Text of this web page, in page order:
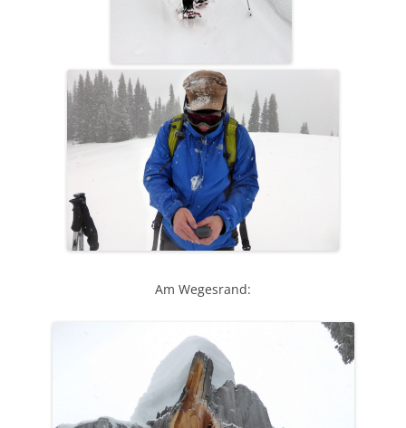
Am Wegesrand: